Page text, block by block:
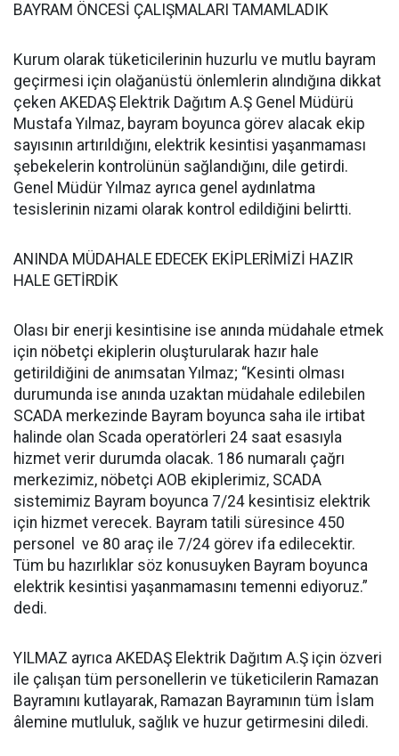
BAYRAM ÖNCESİ ÇALIŞMALARI TAMAMLADIK
Kurum olarak tüketicilerinin huzurlu ve mutlu bayram
geçirmesi için olağanüstü önlemlerin alındığına dikkat
çeken AKEDAŞ Elektrik Dağıtım A.Ş Genel Müdürü
Mustafa Yılmaz, bayram boyunca görev alacak ekip
sayısının artırıldığını, elektrik kesintisi yaşanmaması
şebekelerin kontrolünün sağlandığını, dile getirdi.
Genel Müdür Yılmaz ayrıca genel aydınlatma
tesislerinin nizami olarak kontrol edildiğini belirtti.
ANINDA MÜDAHALE EDECEK EKİPLERİMİZİ HAZIR
HALE GETİRDİK
Olası bir enerji kesintisine ise anında müdahale etmek
için nöbetçi ekiplerin oluşturularak hazır hale
getirildiğini de anımsatan Yılmaz; “Kesinti olması
durumunda ise anında uzaktan müdahale edilebilen
SCADA merkezinde Bayram boyunca saha ile irtibat
halinde olan Scada operatörleri 24 saat esasıyla
hizmet verir durumda olacak. 186 numaralı çağrı
merkezimiz, nöbetçi AOB ekiplerimiz, SCADA
sistemimiz Bayram boyunca 7/24 kesintisiz elektrik
için hizmet verecek. Bayram tatili süresince 450
personel ve 80 araç ile 7/24 görev ifa edilecektir.
Tüm bu hazırlıklar söz konusuyken Bayram boyunca
elektrik kesintisi yaşanmamasını temenni ediyoruz.”
dedi.
YILMAZ ayrıca AKEDAŞ Elektrik Dağıtım A.Ş için özveri
ile çalışan tüm personellerin ve tüketicilerin Ramazan
Bayramını kutlayarak, Ramazan Bayramının tüm İslam
âlemine mutluluk, sağlık ve huzur getirmesini diledi.